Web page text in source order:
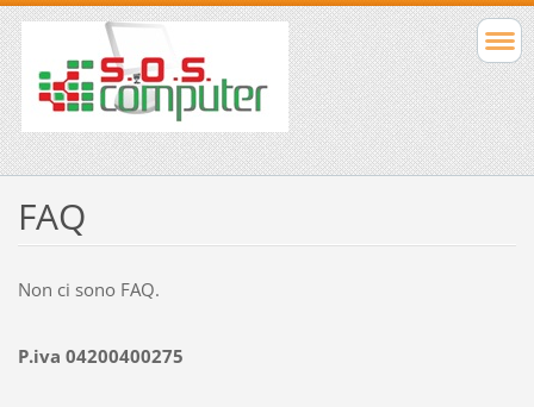
FAQ
Non ci sono FAQ.
P.iva 04200400275